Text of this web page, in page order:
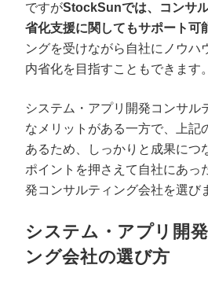
ですがStockSunでは、コンサ
省化支援に関してもサポート可
ングを受けながら自社にノウハ
内省化を目指すこともできます。
システム・アプリ開発コンサル
なメリットがある一方で、上記
あるため、しっかりと成果につ
ポイントを押さえて自社にあっ
発コンサルティング会社を選び
システム・アプリ開
ング会社の選び方